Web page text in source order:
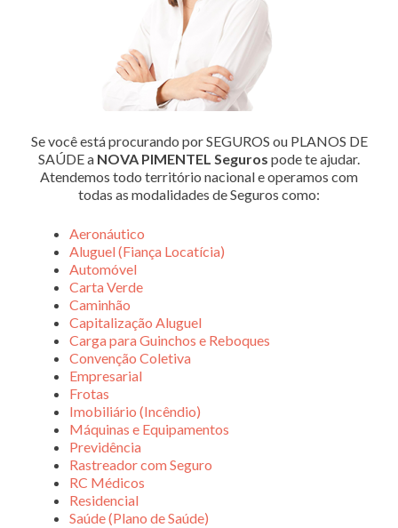
Se você está procurando por SEGUROS ou PLANOS DE
SAÚDE a NOVA PIMENTEL Seguros pode te ajudar.
Atendemos todo território nacional e operamos com
todas as modalidades de Seguros como:
Aeronáutico
Aluguel (Fiança Locatícia)
Automóvel
Carta Verde
Caminhão
Capitalização Aluguel
Carga para Guinchos e Reboques
Convenção Coletiva
Empresarial
Frotas
Imobiliário (Incêndio)
Máquinas e Equipamentos
Previdência
Rastreador com Seguro
RC Médicos
Residencial
Saúde (Plano de Saúde)